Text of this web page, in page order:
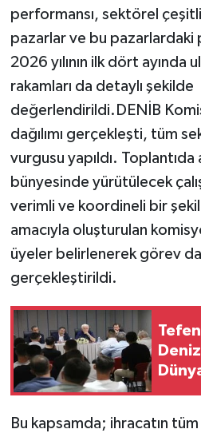
performansı, sektörel
pazarlar ve bu pazarlardaki
2026 yılının ilk dört ayında
rakamları da detaylı şekilde
değerlendirildi.DENİB
dağılımı gerçekleşti, tüm
vurgusu yapıldı. Toplantıda
bünyesinde yürütülecek
verimli ve koordineli bir
amacıyla oluşturulan
üyeler belirlenerek görev
gerçekleştirildi.
Bu kapsamda; ihracatın